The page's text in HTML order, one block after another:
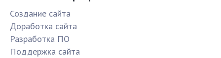
Создание сайта
Доработка сайта
Разработка ПО
Поддержка сайта